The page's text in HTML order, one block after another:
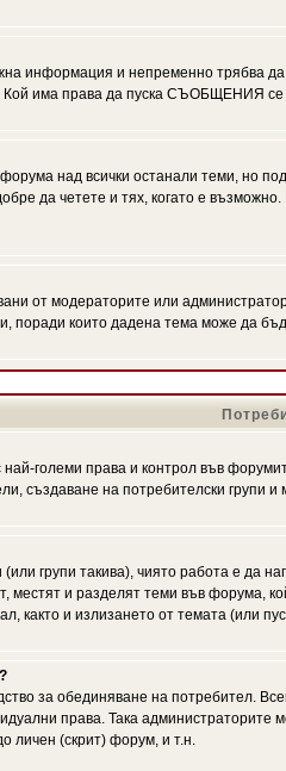
и непременно трябва да
Кой има права да пуска СЪОБЩЕНИЯ се
форума над всички останали теми,
да четете и тях, когато е
от модераторите или
поради които дадена тема може да
големи права и контрол във
създаване на потребителски групи
групи такива), чиято работа е да
местят и разделят теми във форума,
както и излизането от темата (или
за обединяване на потребител.
права. Така
личен (скрит) форум, и т.н.